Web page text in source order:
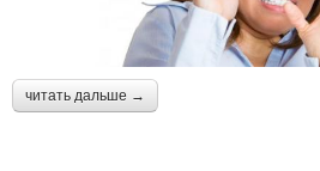
читать дальше →